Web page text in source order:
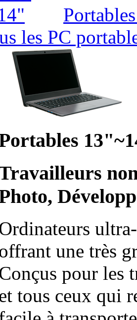
les PC
une très
pour les
tous ceux qui